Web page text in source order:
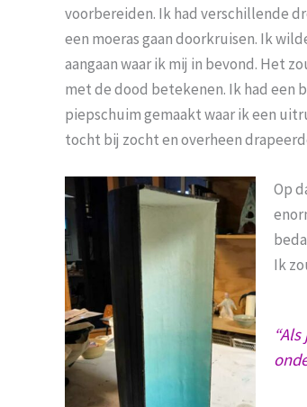
voorbereiden. Ik had verschillende
een moeras gaan doorkruisen. Ik
aangaan waar ik mij in bevond. Het
met de dood betekenen. Ik had een
piepschuim gemaakt waar ik een
tocht bij zocht en overheen
Op
Ik